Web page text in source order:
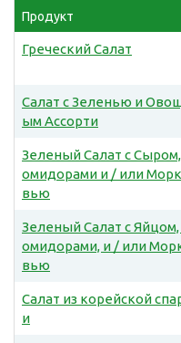
Продукт
Греческий Салат
Салат с Зеленью и
ым Ассорти
Зеленый Салат с
омидорами и / или
вью
Зеленый Салат с
омидорами, и / или
вью
Салат из корейской
и